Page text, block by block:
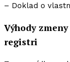
– Doklad o
Výhody
registri